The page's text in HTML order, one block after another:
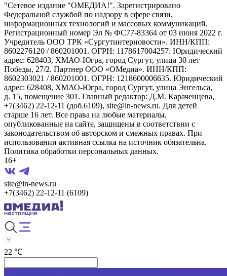
"Сетевое издание "ОМЕДИА!". Зарегистрировано
Федеральной службой по надзору в сфере связи,
информационных технологий и массовых коммуникаций.
Регистрационный номер Эл № ФС77-83364 от 03 июня 2022 г.
Учредитель ООО ТРК «Сургутинтерновости». ИНН/КПП:
8602276120 / 860201001. ОГРН: 1178617004257. Юридический
адрес: 628403, ХМАО-Югра, город Сургут, улица 30 лет
Победы, 27/2. Партнер ООО «ОМедиа». ИНН/КПП:
8602303021 / 860201001. ОГРН: 1218600006635. Юридический
адрес: 628408, ХМАО-Югра, город Сургут, улица Энгельса,
д. 15, помещение 301. Главный редактор: Д.М. Караченцева,
+7(3462) 22-12-11 (доб.6109), site@in-news.ru. Для детей
старше 16 лет. Все права на любые материалы,
опубликованные на сайте, защищены в соответствии с
законодательством об авторском и смежных правах. При
использовании активная ссылка на источник обязательна.
Политика обработки персональных данных.
16+
site@in-news.ru
+7(3462) 22-12-11 (6109)
22 ℃